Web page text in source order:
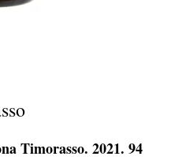
Timorasso. 2021. 94